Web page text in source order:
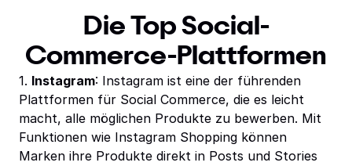
Die Top Social-
Commerce-Plattformen
1. Instagram: Instagram ist eine der führenden
Plattformen für Social Commerce, die es leicht
macht, alle möglichen Produkte zu bewerben. Mit
Funktionen wie Instagram Shopping können
Marken ihre Produkte direkt in Posts und Stories